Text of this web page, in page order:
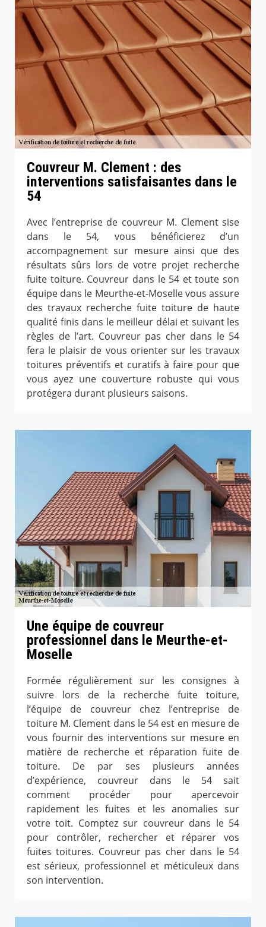
Couvreur M. Clement : des
interventions satisfaisantes dans le
54
Avec l’entreprise de couvreur M. Clement sise
dans le 54, vous bénéficierez d’un
accompagnement sur mesure ainsi que des
résultats sûrs lors de votre projet recherche
fuite toiture. Couvreur dans le 54 et toute son
équipe dans le Meurthe-et-Moselle vous assure
des travaux recherche fuite toiture de haute
qualité finis dans le meilleur délai et suivant les
règles de l’art. Couvreur pas cher dans le 54
fera le plaisir de vous orienter sur les travaux
toitures préventifs et curatifs à faire pour que
vous ayez une couverture robuste qui vous
protégera durant plusieurs saisons.
Une équipe de couvreur
professionnel dans le Meurthe-et-
Moselle
Formée régulièrement sur les consignes à
suivre lors de la recherche fuite toiture,
l’équipe de couvreur chez l’entreprise de
toiture M. Clement dans le 54 est en mesure de
vous fournir des interventions sur mesure en
matière de recherche et réparation fuite de
toiture. De par ses plusieurs années
d’expérience, couvreur dans le 54 sait
comment procéder pour apercevoir
rapidement les fuites et les anomalies sur
votre toit. Comptez sur couvreur dans le 54
pour contrôler, rechercher et réparer vos
fuites toitures. Couvreur pas cher dans le 54
est sérieux, professionnel et méticuleux dans
son intervention.